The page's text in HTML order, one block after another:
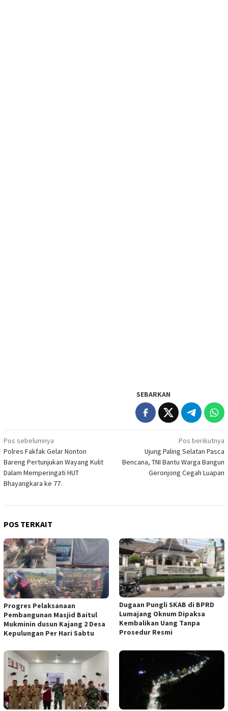
SEBARKAN
Navigasi
pos
Pos sebelumnya
Polres Fakfak Gelar Nonton
Bareng Pertunjukan Wayang Kulit
Dalam Memperingati HUT
Bhayangkara ke 77.
Pos berikutnya
Ujung Paling Selatan Pasca
Bencana, TNI Bantu Warga Bangun
Geronjong Cegah Luapan
POS TERKAIT
Progres Pelaksanaan
Pembangunan Masjid Baitul
Mukminin dusun Kajang 2 Desa
Kepulungan Per Hari Sabtu
Dugaan Pungli SKAB di BPRD
Lumajang Oknum Dipaksa
Kembalikan Uang Tanpa
Prosedur Resmi